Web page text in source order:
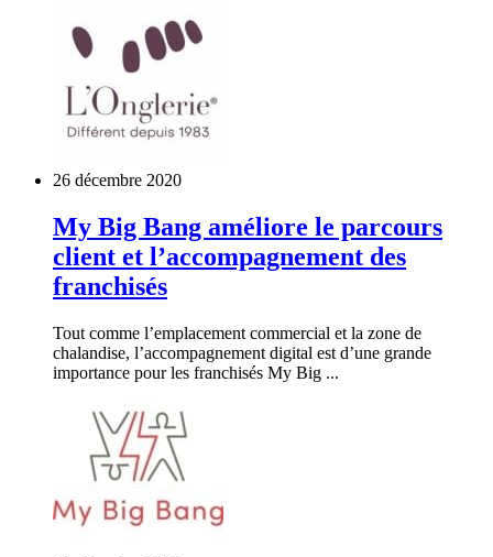
26 décembre 2020
My Big Bang améliore le parcours
client et l’accompagnement des
franchisés
Tout comme l’emplacement commercial et la zone de
chalandise, l’accompagnement digital est d’une grande
importance pour les franchisés My Big ...